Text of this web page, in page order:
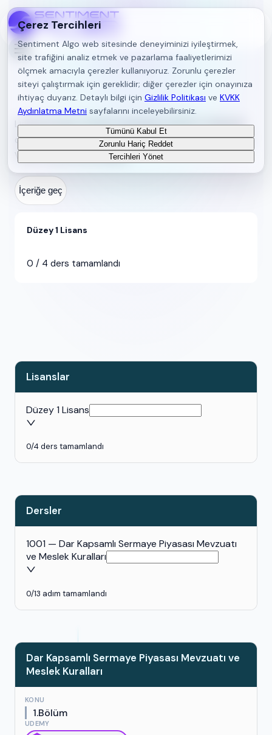
SPL Akademi
Lisansınıza göre dersleri tamamlayın; PDF’lere tıklayarak,
deneme ve ders sınavlarını bitirerek ilerlemeniz kaydedilir.
Veriler tarayıcınızda saklanır.
İçeriğe geç
Düzey 1 Lisans
0 / 4 ders tamamlandı
Lisanslar
Düzey 1 Lisans
0/4 ders tamamlandı
Dersler
1001 — Dar Kapsamlı Sermaye Piyasası Mevzuatı
ve Meslek Kuralları
0/13 adım tamamlandı
Dar Kapsamlı Sermaye Piyasası Mevzuatı ve
Meslek Kuralları
KONU
1.Bölüm
UDEMY
Çerez Tercihleri
Sentiment Algo web sitesinde deneyiminizi iyileştirmek,
site trafiğini analiz etmek ve pazarlama faaliyetlerimizi
ölçmek amacıyla çerezler kullanıyoruz. Zorunlu çerezler
siteyi çalıştırmak için gereklidir; diğer çerezler için onayınıza
ihtiyaç duyarız. Detaylı bilgi için Gizlilik Politikası ve KVKK
Aydınlatma Metni sayfalarını inceleyebilirsiniz.
Tümünü Kabul Et
Zorunlu Hariç Reddet
Tercihleri Yönet